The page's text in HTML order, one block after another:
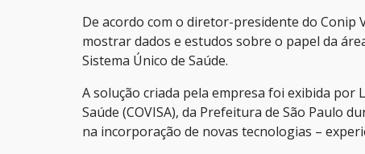
De acordo com o diretor-presidente do
mostrar dados e estudos sobre o papel da
Sistema Único de Saúde.
A solução criada pela empresa foi exibida por
Saúde (COVISA), da Prefeitura de São Paulo
na incorporação de novas tecnologias –